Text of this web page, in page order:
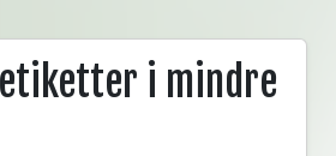
i mindre